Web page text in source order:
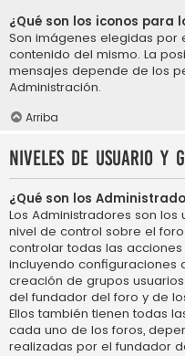
¿Qué son los iconos para
Son imágenes elegidas por
contenido del mismo. La
mensajes depende de los
Administración.
Arriba
Niveles de usuario y
¿Qué son los
Los Administradores son
nivel de control sobre el
controlar todas las
incluyendo configuraciones
creación de grupos
del fundador del foro y de
Ellos también tienen todas
cada uno de los foros,
realizadas por el fundador